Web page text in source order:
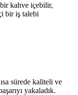
kahve içebilir,
bir iş talebi
sürede kaliteli ve
yakaladık.